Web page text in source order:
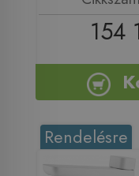
154
Rendelésre